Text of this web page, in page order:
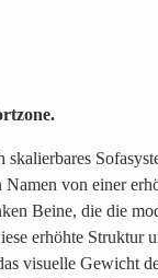
skalierbares
Namen von einer
Beine, die die
erhöhte Struktur
visuelle Gewicht